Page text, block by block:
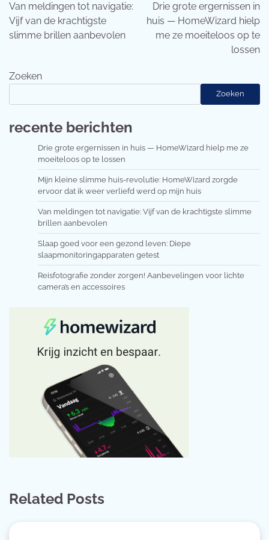
Van meldingen tot navigatie:
Vijf van de krachtigste
slimme brillen aanbevolen
Drie grote ergernissen in
huis — HomeWizard hielp
me ze moeiteloos op te
lossen
Zoeken
Zoeken
recente berichten
Drie grote ergernissen in huis — HomeWizard hielp me ze
moeiteloos op te lossen
Mijn kleine slimme huis-revolutie: HomeWizard zorgde
ervoor dat ik weer verliefd werd op mijn huis
Van meldingen tot navigatie: Vijf van de krachtigste slimme
brillen aanbevolen
Slaap goed voor een gezond leven: Diepe
slaapmonitoringapparaten getest
Reisfotografie zonder zorgen! Aanbevelingen voor lichte
camera’s en accessoires
Related Posts